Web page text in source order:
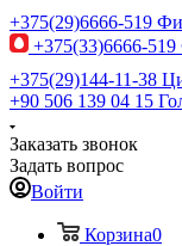
+375(29)6666-519
+375(33)6666-519
+375(29)144-11-38
+90 506 139 04 15
Заказать звонок
Задать вопрос
Войти
Корзина0